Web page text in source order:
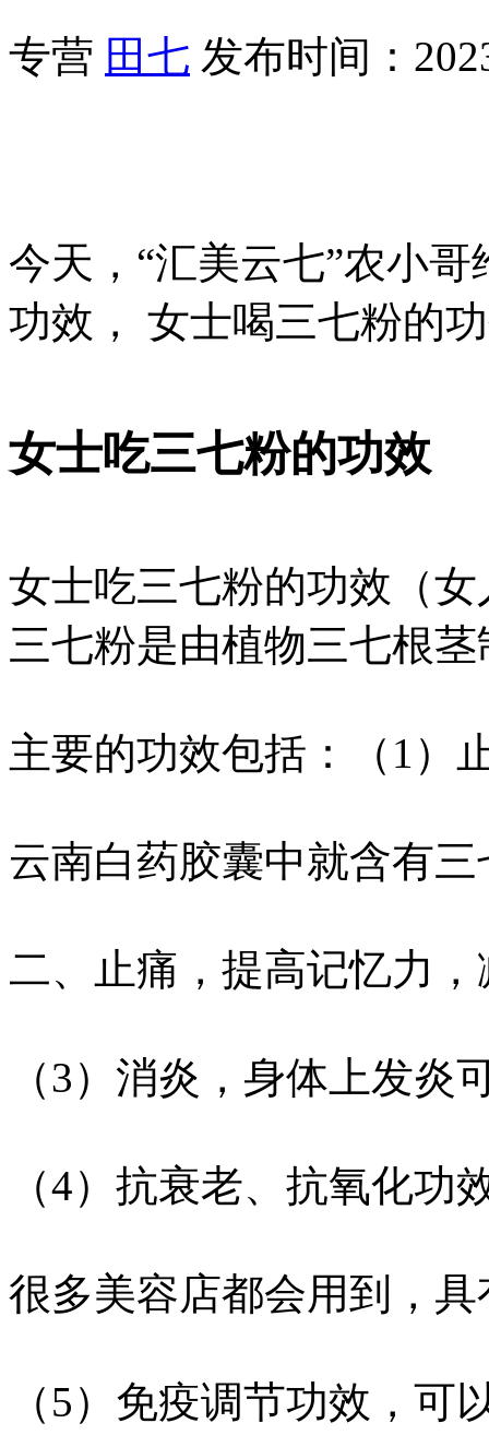
专营 田七 发布时间：
今天，“汇美云七”农小
功效， 女士喝三七粉的
女士吃三七粉的功效
女士吃三七粉的功效（
三七粉是由植物三七根
主要的功效包括：（1）
云南白药胶囊中就含有
二、止痛，提高记忆力
（3）消炎，身体上发炎
（4）抗衰老、抗氧化功
很多美容店都会用到，
（5）免疫调节功效，